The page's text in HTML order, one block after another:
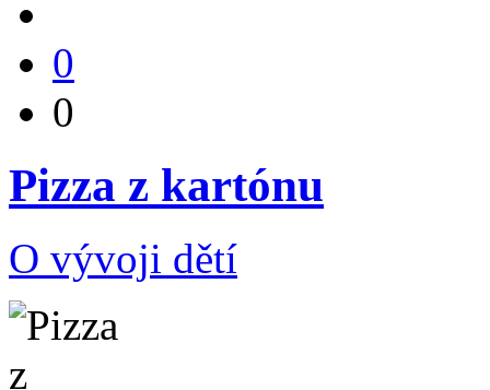
0
0
Pizza z kartónu
O vývoji dětí